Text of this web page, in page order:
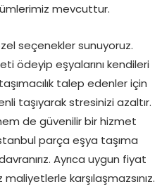
mevcuttur.
seçenekler sunuyoruz.
ödeyip eşyalarını kendileri
talep edenler için
taşıyarak stresinizi azaltır.
de güvenilir bir hizmet
parça eşya taşıma
Ayrıca uygun fiyat
karşılaşmazsınız.